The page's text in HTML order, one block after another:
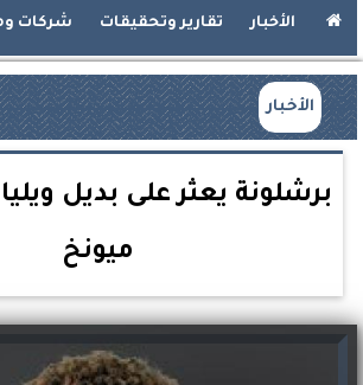
الأخبار تقارير وتحقيقات شركات
الأخبار
برشلونة يعثر على بديل
ميونخ